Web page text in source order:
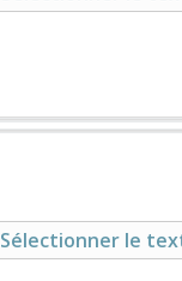
Sélectionner le